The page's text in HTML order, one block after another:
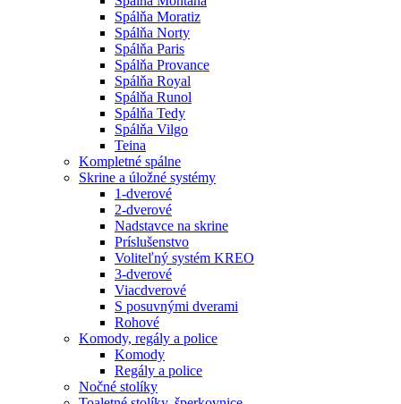
Spálňa Moratiz
Spálňa Norty
Spálňa Paris
Spálňa Provance
Spálňa Royal
Spálňa Runol
Spálňa Tedy
Spálňa Vilgo
Teina
Kompletné spálne
Skrine a úložné systémy
1-dverové
2-dverové
Nadstavce na skrine
Príslušenstvo
Voliteľný systém KREO
3-dverové
Viacdverové
S posuvnými dverami
Rohové
Komody, regály a police
Komody
Regály a police
Nočné stolíky